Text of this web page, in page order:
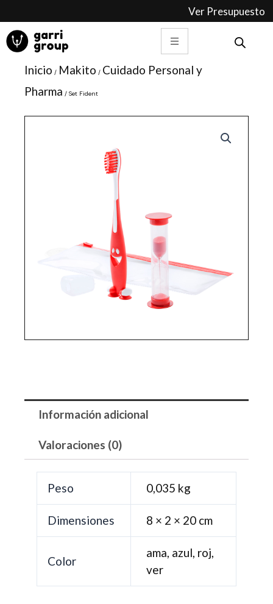
contenido
Ver Presupuesto
Inicio / Makito / Cuidado Personal y
Pharma / Set Fident
Información adicional
Valoraciones (0)
Peso 0,035 kg
Dimensiones 8 × 2 × 20 cm
Color
ama, azul, roj,
ver